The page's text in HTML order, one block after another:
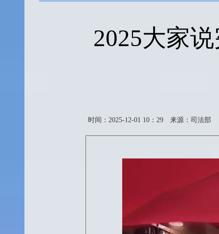
2025大家
时间：2025-12-01 10：29 来源：司法部